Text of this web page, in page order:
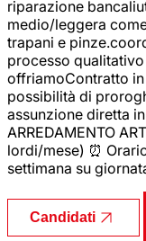
riparazione
medio/leggera
trapani e
processo
offriamoContratto
possibilità di
assunzione diretta
ARREDAMENTO
lordi/mese) ⏰
settimana su
Candidati